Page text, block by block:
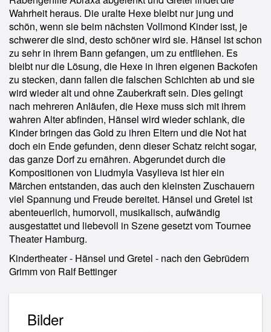
Wahrheit heraus. Die uralte Hexe bleibt nur jung und
schön, wenn sie beim nächsten Vollmond Kinder isst, je
schwerer die sind, desto schöner wird sie. Hänsel ist schon
zu sehr in ihrem Bann gefangen, um zu entfliehen. Es
bleibt nur die Lösung, die Hexe in ihren eigenen Backofen
zu stecken, dann fallen die falschen Schichten ab und sie
wird wieder alt und ohne Zauberkraft sein. Dies gelingt
nach mehreren Anläufen, die Hexe muss sich mit ihrem
wahren Alter abfinden, Hänsel wird wieder schlank, die
Kinder bringen das Gold zu ihren Eltern und die Not hat
doch ein Ende gefunden, denn dieser Schatz reicht sogar,
das ganze Dorf zu ernähren. Abgerundet durch die
Kompositionen von Liudmyla Vasylieva ist hier ein
Märchen entstanden, das auch den kleinsten Zuschauern
viel Spannung und Freude bereitet. Hänsel und Gretel ist
abenteuerlich, humorvoll, musikalisch, aufwändig
ausgestattet und liebevoll in Szene gesetzt vom Tournee
Theater Hamburg.
Kindertheater - Hänsel und Gretel - nach den Gebrüdern
Grimm von Ralf Bettinger
Bilder